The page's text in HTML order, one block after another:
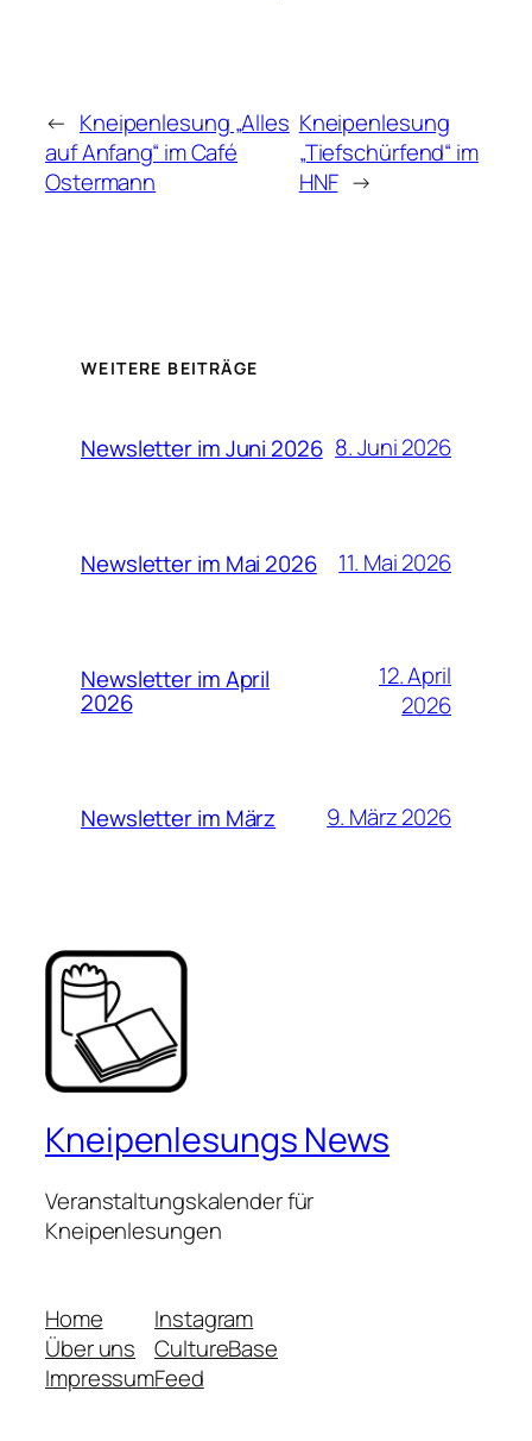
← Kneipenlesung „Alles
auf Anfang“ im Café
Ostermann
Kneipenlesung
„Tiefschürfend“ im
HNF →
WEITERE BEITRÄGE
Newsletter im Juni 2026 8. Juni 2026
Newsletter im Mai 2026 11. Mai 2026
Newsletter im April
2026
12. April
2026
Newsletter im März 9. März 2026
Kneipenlesungs News
Veranstaltungskalender für
Kneipenlesungen
Home
Über uns
Impressum
Instagram
CultureBase
Feed